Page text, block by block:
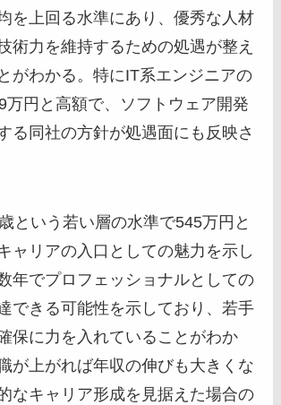
を上回る水準にあり、優秀な人材
術力を維持するための処遇が整え
がわかる。特にIT系エンジニアの
万円と高額で、ソフトウェア開発
る同社の方針が処遇面にも反映さ
という若い層の水準で545万円と
ャリアの入口としての魅力を示し
年でプロフェッショナルとしての
できる可能性を示しており、若手
保に力を入れていることがわか
が上がれば年収の伸びも大きくな
なキャリア形成を見据えた場合の